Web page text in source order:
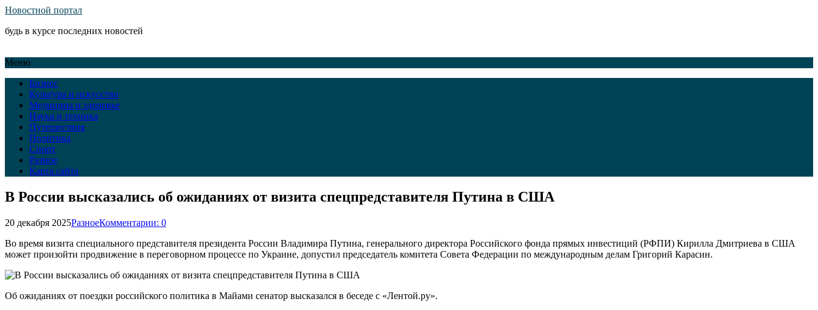
Новостной портал
будь в курсе последних новостей
Меню
Бизнес
Культура и искусство
Медицина и здоровье
Наука и техника
Путешествия
Политика
Спорт
Разное
Карта сайта
В России высказались об ожиданиях от визита спецпредставителя Путина в США
20 декабря 2025РазноеКомментарии: 0
Во время визита специального представителя президента России Владимира Путина, генерального директора Российского фонда прямых инвестиций (РФПИ) Кирилла Дмитриева в США
может произойти продвижение в переговорном процессе по Украине, допустил председатель комитета Совета Федерации по международным делам Григорий Карасин.
Об ожиданиях от поездки российского политика в Майами сенатор высказался в беседе с «Лентой.ру».